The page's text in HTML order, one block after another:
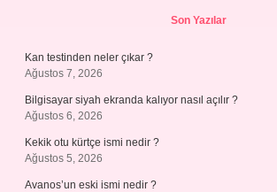
Son Yazılar
Kan testinden neler çıkar ?
Ağustos 7, 2026
Bilgisayar siyah ekranda kalıyor nasıl açılır ?
Ağustos 6, 2026
Kekik otu kürtçe ismi nedir ?
Ağustos 5, 2026
Avanos’un eski ismi nedir ?